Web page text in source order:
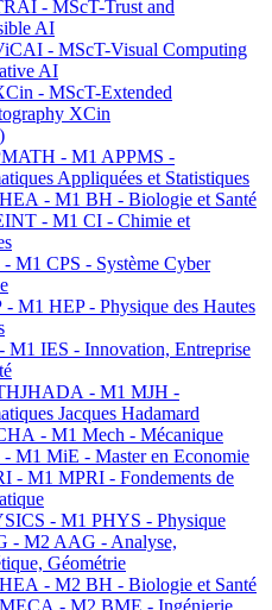
- MScT-Trust and
AI
- MScT-Visual Computing
AI
- MScT-Extended
XCin
- M1 APPMS -
Appliquées et Statistiques
- M1 BH - Biologie et Santé
- M1 CI - Chimie et
M1 CPS - Système Cyber
M1 HEP - Physique des Hautes
M1 IES - Innovation, Entreprise
- M1 MJH -
Jacques Hadamard
- M1 Mech - Mécanique
M1 MiE - Master en Economie
- M1 MPRI - Fondements de
- M1 PHYS - Physique
- M2 AAG - Analyse,
Géométrie
- M2 BH - Biologie et Santé
- M2 BME - Ingénierie